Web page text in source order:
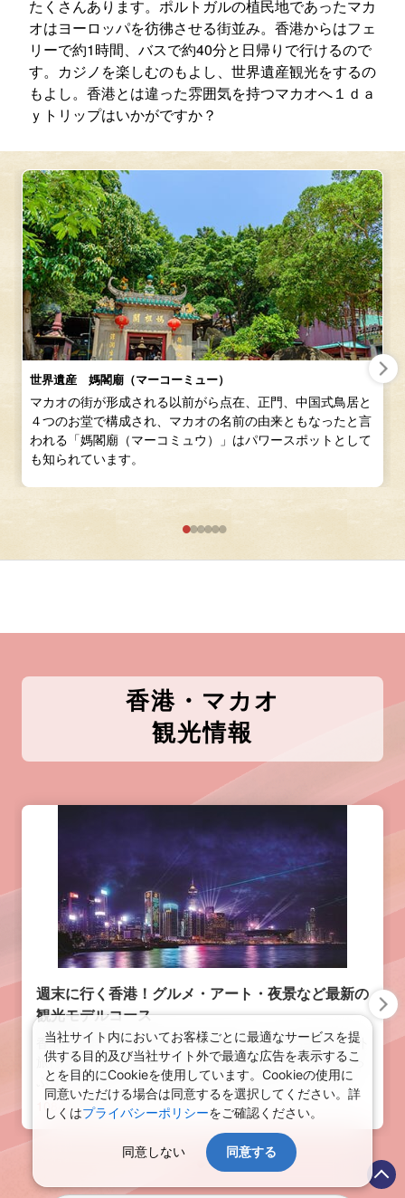
たくさんあります。ポルトガルの植民地であったマカ
オはヨーロッパを彷彿させる街並み。香港からはフェ
リーで約1時間、バスで約40分と日帰りで行けるので
す。カジノを楽しむのもよし、世界遺産観光をするの
もよし。香港とは違った雰囲気を持つマカオへ１ｄａ
ｙトリップはいかがですか？
世界遺産 媽閣廟（マーコーミュー）
マカオの街が形成される以前がら点在、正門、中国式鳥居と
４つのお堂で構成され、マカオの名前の由来ともなったと言
われる「媽閣廟（マーコミュウ）」はパワースポットとして
も知られています。
香港・マカオ
観光情報
週末に行く香港！グルメ・アート・夜景など最新の
観光モデルコース
香港は日本から片道4～5時間と週末でも行ける手軽な海外
旅行スポット。グルメにアート、美しい夜景など見所たっ
ぷり！2023年4月1日以降、香港入境に際して、出国前検
査（迅速抗原検査やPCR検査）を実施する必要もなくな
り、コロナ前と同様気軽に行けるようになりました！土日
にプラス1日して週末3日間で新しくできた話題のスポット
も含めて香港を遊びつくすモデルコースをご紹介しますの
で、ぜひ香港旅行の計画を立てる参考にしてみてください
10843view
当社サイト内においてお客様ごとに最適なサービスを提
供する目的及び当社サイト外で最適な広告を表示するこ
とを目的にCookieを使用しています。Cookieの使用に
同意いただける場合は同意するを選択してください。詳
しくはプライバシーポリシーをご確認ください。
同意しない 同意する